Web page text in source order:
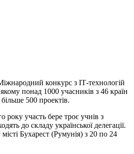
конкурс з ІТ-технологій
понад 1000 учасників з 46 країн
500 проектів.
участь бере троє учнів з
до складу української делегації.
Бухарест (Румунія) з 20 по 24